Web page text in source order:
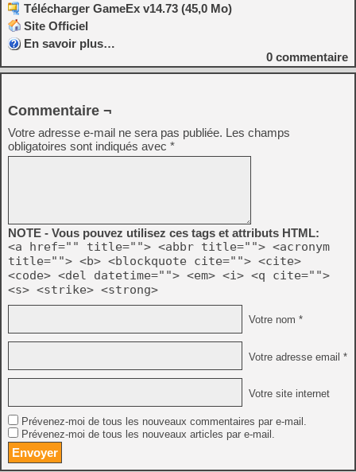
Télécharger GameEx v14.73 (45,0 Mo)
Site Officiel
En savoir plus…
0 commentaire
Commentaire ¬
Votre adresse e-mail ne sera pas publiée. Les champs
obligatoires sont indiqués avec *
NOTE - Vous pouvez utilisez ces tags et attributs HTML:
<a href="" title=""> <abbr title=""> <acronym
title=""> <b> <blockquote cite=""> <cite>
<code> <del datetime=""> <em> <i> <q cite="">
<s> <strike> <strong>
Votre nom *
Votre adresse email *
Votre site internet
Prévenez-moi de tous les nouveaux commentaires par e-mail.
Prévenez-moi de tous les nouveaux articles par e-mail.